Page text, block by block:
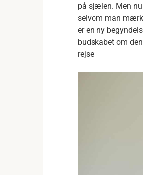
på sjælen. Men
selvom man
er en ny
budskabet om
rejse.